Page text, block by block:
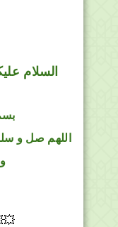
السلام
اللهم صل و